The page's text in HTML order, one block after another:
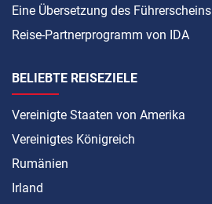
Eine Übersetzung des Führerscheins
Reise-Partnerprogramm von IDA
BELIEBTE REISEZIELE
Vereinigte Staaten von Amerika
Vereinigtes Königreich
Rumänien
Irland